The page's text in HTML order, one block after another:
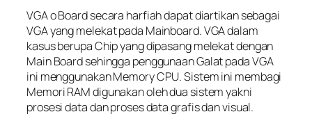
VGA o Board secara harfiah dapat diartikan sebagai
VGA yang melekat pada Mainboard. VGA dalam
kasus berupa Chip yang dipasang melekat dengan
Main Board sehingga penggunaan Galat pada VGA
ini menggunakan Memory CPU. Sistem ini membagi
Memori RAM digunakan oleh dua sistem yakni
prosesi data dan proses data grafis dan visual.